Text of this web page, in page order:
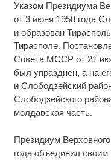
Указом Президиума
от 3 июня 1958 года
и образован
Тирасполе.
Совета МССР от 21
был упразднен, а на
и Слободзейский
Слободзейского
молдавская часть.
Президиум
года объединил